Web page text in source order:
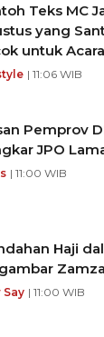
Teks MC
yang
untuk
| 11:06 WIB
Pemprov
JPO
| 11:00 WIB
Haji
Say | 11:00 WIB